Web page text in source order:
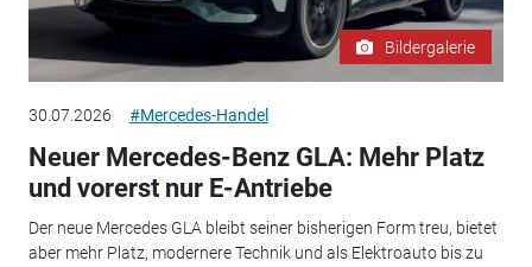
Bildergalerie
30.07.2026 #Mercedes-Handel
Neuer Mercedes-Benz GLA: Mehr Platz
und vorerst nur E-Antriebe
Der neue Mercedes GLA bleibt seiner bisherigen Form treu, bietet
aber mehr Platz, modernere Technik und als Elektroauto bis zu